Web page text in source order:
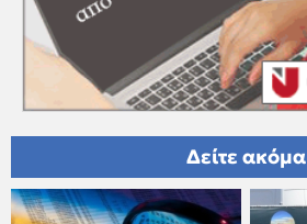
Δείτε ακόμα